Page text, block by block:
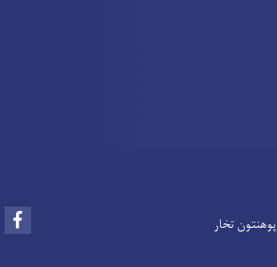
پوهنتون تخار